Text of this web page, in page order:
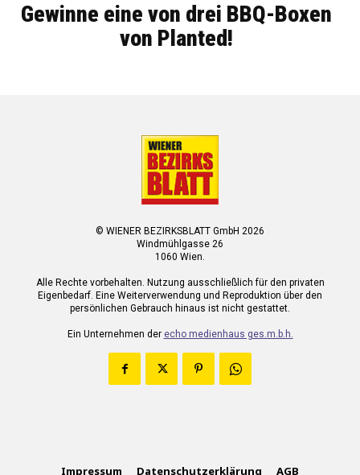
Gewinne eine von drei BBQ-Boxen
von Planted!
© WIENER BEZIRKSBLATT GmbH 2026
Windmühlgasse 26
1060 Wien.
Alle Rechte vorbehalten. Nutzung ausschließlich für den privaten
Eigenbedarf. Eine Weiterverwendung und Reproduktion über den
persönlichen Gebrauch hinaus ist nicht gestattet.
Ein Unternehmen der echo medienhaus ges.m.b.h.
Impressum Datenschutzerklärung AGB